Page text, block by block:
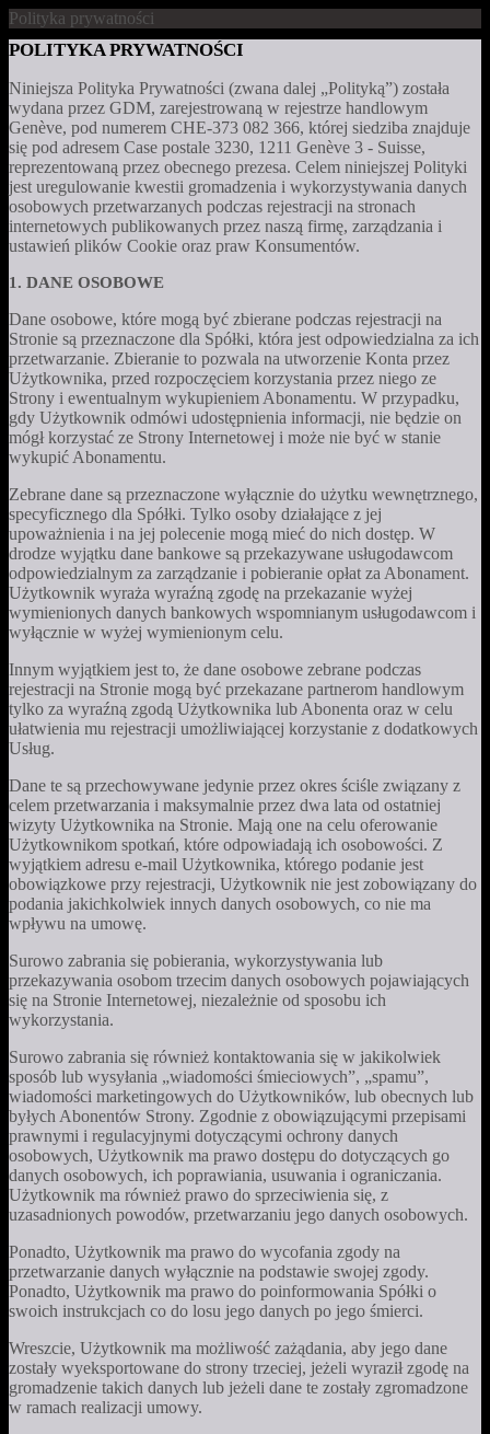
Polityka prywatności
POLITYKA PRYWATNOŚCI
Niniejsza Polityka Prywatności (zwana dalej „Polityką”) została
wydana przez GDM, zarejestrowaną w rejestrze handlowym
Genève, pod numerem CHE-373 082 366, której siedziba znajduje
się pod adresem Case postale 3230, 1211 Genève 3 - Suisse,
reprezentowaną przez obecnego prezesa. Celem niniejszej Polityki
jest uregulowanie kwestii gromadzenia i wykorzystywania danych
osobowych przetwarzanych podczas rejestracji na stronach
internetowych publikowanych przez naszą firmę, zarządzania i
ustawień plików Cookie oraz praw Konsumentów.
1. DANE OSOBOWE
Dane osobowe, które mogą być zbierane podczas rejestracji na
Stronie są przeznaczone dla Spółki, która jest odpowiedzialna za ich
przetwarzanie. Zbieranie to pozwala na utworzenie Konta przez
Użytkownika, przed rozpoczęciem korzystania przez niego ze
Strony i ewentualnym wykupieniem Abonamentu. W przypadku,
gdy Użytkownik odmówi udostępnienia informacji, nie będzie on
mógł korzystać ze Strony Internetowej i może nie być w stanie
wykupić Abonamentu.
Zebrane dane są przeznaczone wyłącznie do użytku wewnętrznego,
specyficznego dla Spółki. Tylko osoby działające z jej
upoważnienia i na jej polecenie mogą mieć do nich dostęp. W
drodze wyjątku dane bankowe są przekazywane usługodawcom
odpowiedzialnym za zarządzanie i pobieranie opłat za Abonament.
Użytkownik wyraża wyraźną zgodę na przekazanie wyżej
wymienionych danych bankowych wspomnianym usługodawcom i
wyłącznie w wyżej wymienionym celu.
Innym wyjątkiem jest to, że dane osobowe zebrane podczas
rejestracji na Stronie mogą być przekazane partnerom handlowym
tylko za wyraźną zgodą Użytkownika lub Abonenta oraz w celu
ułatwienia mu rejestracji umożliwiającej korzystanie z dodatkowych
Usług.
Dane te są przechowywane jedynie przez okres ściśle związany z
celem przetwarzania i maksymalnie przez dwa lata od ostatniej
wizyty Użytkownika na Stronie. Mają one na celu oferowanie
Użytkownikom spotkań, które odpowiadają ich osobowości. Z
wyjątkiem adresu e-mail Użytkownika, którego podanie jest
obowiązkowe przy rejestracji, Użytkownik nie jest zobowiązany do
podania jakichkolwiek innych danych osobowych, co nie ma
wpływu na umowę.
Surowo zabrania się pobierania, wykorzystywania lub
przekazywania osobom trzecim danych osobowych pojawiających
się na Stronie Internetowej, niezależnie od sposobu ich
wykorzystania.
Surowo zabrania się również kontaktowania się w jakikolwiek
sposób lub wysyłania „wiadomości śmieciowych”, „spamu”,
wiadomości marketingowych do Użytkowników, lub obecnych lub
byłych Abonentów Strony. Zgodnie z obowiązującymi przepisami
prawnymi i regulacyjnymi dotyczącymi ochrony danych
osobowych, Użytkownik ma prawo dostępu do dotyczących go
danych osobowych, ich poprawiania, usuwania i ograniczania.
Użytkownik ma również prawo do sprzeciwienia się, z
uzasadnionych powodów, przetwarzaniu jego danych osobowych.
Ponadto, Użytkownik ma prawo do wycofania zgody na
przetwarzanie danych wyłącznie na podstawie swojej zgody.
Ponadto, Użytkownik ma prawo do poinformowania Spółki o
swoich instrukcjach co do losu jego danych po jego śmierci.
Wreszcie, Użytkownik ma możliwość zażądania, aby jego dane
zostały wyeksportowane do strony trzeciej, jeżeli wyraził zgodę na
gromadzenie takich danych lub jeżeli dane te zostały zgromadzone
w ramach realizacji umowy.